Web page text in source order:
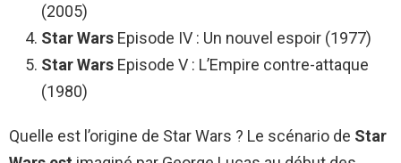
(2005)
Star Wars Episode IV : Un nouvel espoir (1977)
Star Wars Episode V : L’Empire contre-attaque
(1980)
Quelle est l’origine de Star Wars ? Le scénario de Star